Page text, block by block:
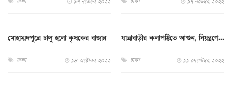
মোহাম্মদপুরে চালু হলো কৃষকের বাজার
ঢাকা ১৪ অক্টোবর, ২০২২
যাত্রাবাড়ীর কলাপট্টিতে আগুন, নিয়ন্ত্রণে...
ঢাকা ১১ সেপ্টেম্বর, ২০২২